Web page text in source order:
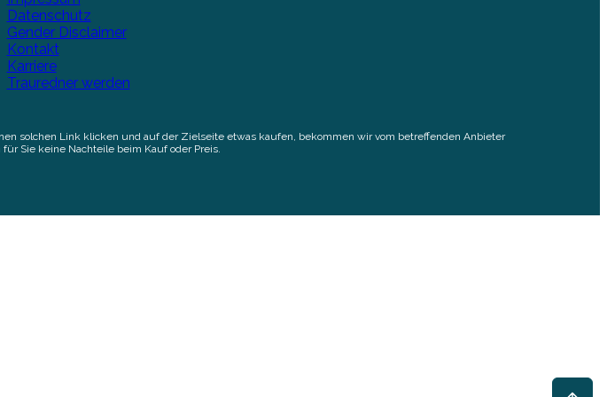
Datenschutz
Gender Disclaimer
Kontakt
Karriere
Trauredner werden
solchen Link klicken und auf der Zielseite etwas kaufen, bekommen wir vom betreffenden Anbieter
Sie keine Nachteile beim Kauf oder Preis.